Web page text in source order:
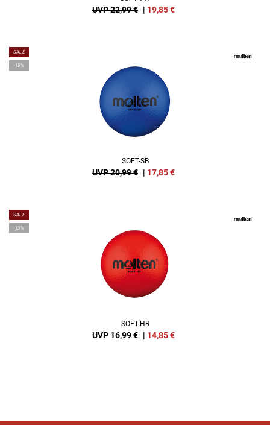
UVP 22,99 € | 19,85€
SALE
-15%
SOFT-SB
UVP 20,99 € | 17,85€
SALE
-13%
SOFT-HR
UVP 16,99 € | 14,85€